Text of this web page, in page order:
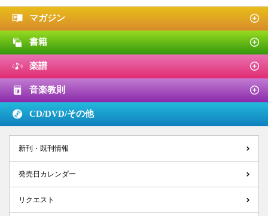
マガジン
書籍
楽譜
音楽教則
CD/DVD/その他
新刊・既刊情報
発売日カレンダー
リクエスト